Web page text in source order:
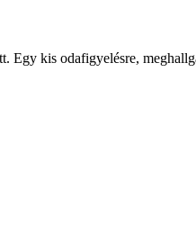
Egy kis odafigyelésre,